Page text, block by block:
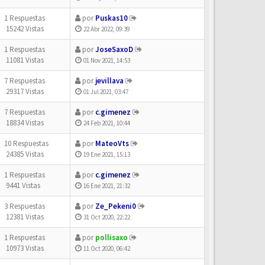
1 Respuestas
15242 Vistas
porPuskas10
22 Abr 2022, 09:39
1 Respuestas
11081 Vistas
porJoseSaxoD
01 Nov 2021, 14:53
7 Respuestas
29317 Vistas
porjevillava
01 Jul 2021, 03:47
7 Respuestas
18834 Vistas
porc.gimenez
24 Feb 2021, 10:44
10 Respuestas
24385 Vistas
porMateoVts
19 Ene 2021, 15:13
1 Respuestas
9441 Vistas
porc.gimenez
16 Ene 2021, 21:32
3 Respuestas
12381 Vistas
porZe_Pekeni0
31 Oct 2020, 22:22
1 Respuestas
10973 Vistas
porpollisaxo
11 Oct 2020, 06:42